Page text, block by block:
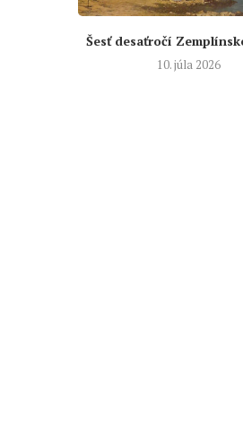
Šesť desaťročí
10. júla 2026